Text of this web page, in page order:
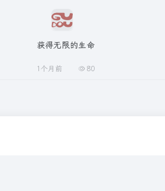
获得无限的生命
1个月前 80